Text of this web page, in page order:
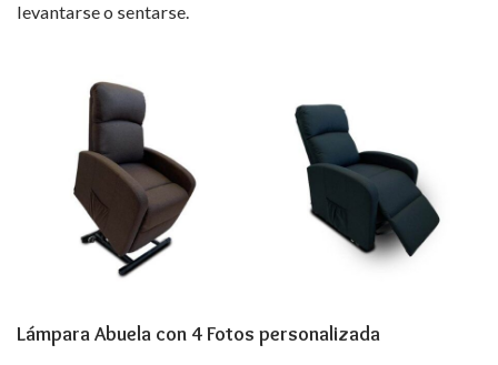
levantarse o sentarse.
Lámpara Abuela con 4 Fotos personalizada